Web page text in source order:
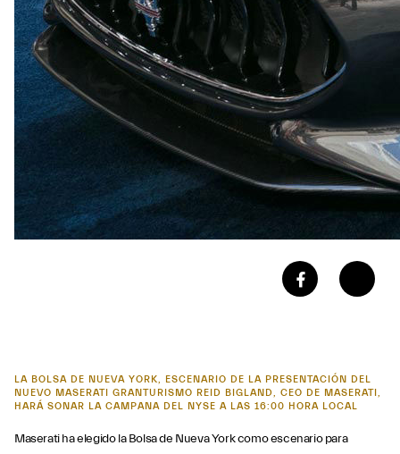
LA BOLSA DE NUEVA YORK, ESCENARIO DE LA PRESENTACIÓN DEL
NUEVO MASERATI GRANTURISMO REID BIGLAND, CEO DE MASERATI,
HARÁ SONAR LA CAMPANA DEL NYSE A LAS 16:00 HORA LOCAL
Maserati ha elegido la Bolsa de Nueva York como escenario para